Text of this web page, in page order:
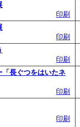
印刷
印刷
印刷
長ぐつをはいたネ
印刷
印刷